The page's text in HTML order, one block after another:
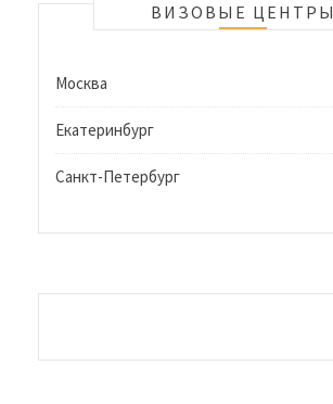
ВИЗОВЫЕ ЦЕНТРЫ
Москва
Екатеринбург
Санкт-Петербург